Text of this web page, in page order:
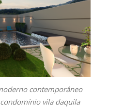
contemporâneo
vila daquila